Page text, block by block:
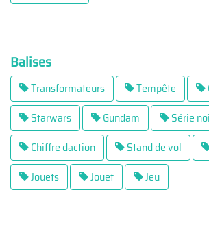
Balises
Transformateurs Tempête
Starwars
Gundam
Série
Chiffre daction
Stand de vol
Jouets
Jouet Jeu